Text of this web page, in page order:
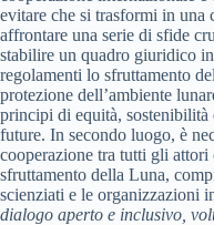
evitare che si trasformi in una
affrontare una serie di sfide
stabilire un quadro giuridico
regolamenti lo sfruttamento
protezione dell’ambiente
principi di equità, sostenibilità
future. In secondo luogo, è
cooperazione tra tutti gli
sfruttamento della Luna,
scienziati e le organizzazioni
dialogo aperto e inclusivo,